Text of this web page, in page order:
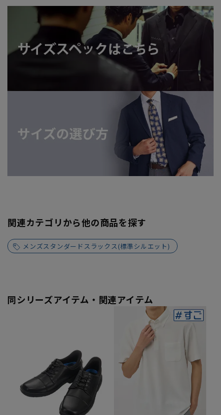
関連カテゴリから他の商品を探す
メンズスタンダードスラックス(標準シルエット)
同シリーズアイテム・関連アイテム